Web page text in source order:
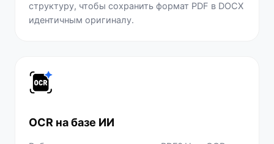
структуру, чтобы сохранить формат PDF в DOCX
идентичным оригиналу.
OCR на базе ИИ